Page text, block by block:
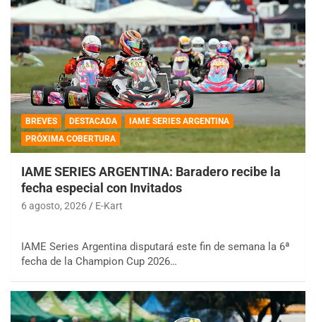
BREVES DESTACADA
IAME SERIES ARGENTINA
PRÓXIMA COBERTURA
IAME SERIES ARGENTINA: Baradero recibe la
fecha especial con Invitados
6 agosto, 2026 E-Kart
IAME Series Argentina disputará este fin de semana la 6ª
fecha de la Champion Cup 2026…